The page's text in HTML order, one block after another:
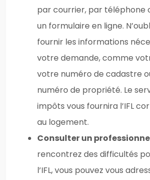
par courrier, par téléphone
un formulaire en ligne.
fournir les informations
votre demande, comme
votre numéro de cadastre
numéro de propriété. Le
impôts vous fournira l’IFL
au logement.
Consulter un
rencontrez des difficultés
l’IFL, vous pouvez vous